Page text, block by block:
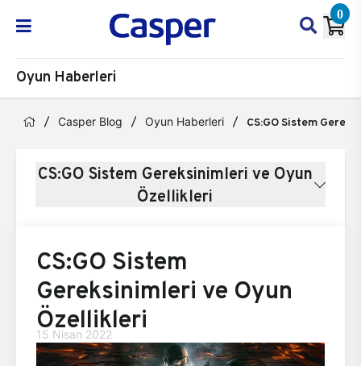
0
Oyun Haberleri
Casper Blog Oyun Haberleri CS:GO Sistem
CS:GO Sistem Gereksinimleri ve Oyun
Özellikleri
CS:GO Sistem
Gereksinimleri ve Oyun
Özellikleri
15 Nisan 2022